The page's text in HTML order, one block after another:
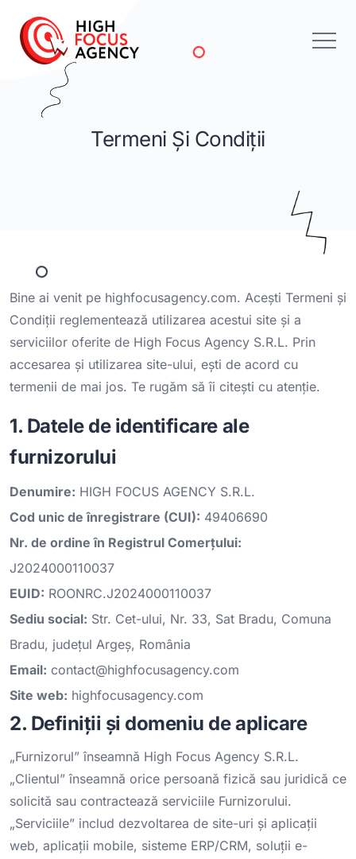
Termeni Și Condiții
Bine ai venit pe highfocusagency.com. Acești Termeni și
Condiții reglementează utilizarea acestui site și a
serviciilor oferite de High Focus Agency S.R.L. Prin
accesarea și utilizarea site-ului, ești de acord cu
termenii de mai jos. Te rugăm să îi citești cu atenție.
1. Datele de identificare ale
furnizorului
Denumire: HIGH FOCUS AGENCY S.R.L.
Cod unic de înregistrare (CUI): 49406690
Nr. de ordine în Registrul Comerțului:
J2024000110037
EUID: ROONRC.J2024000110037
Sediu social: Str. Cet-ului, Nr. 33, Sat Bradu, Comuna
Bradu, județul Argeș, România
Email: contact@highfocusagency.com
Site web: highfocusagency.com
2. Definiții și domeniu de aplicare
„Furnizorul” înseamnă High Focus Agency S.R.L.
„Clientul” înseamnă orice persoană fizică sau juridică ce
solicită sau contractează serviciile Furnizorului.
„Serviciile” includ dezvoltarea de site-uri și aplicații
web, aplicații mobile, sisteme ERP/CRM, soluții e-